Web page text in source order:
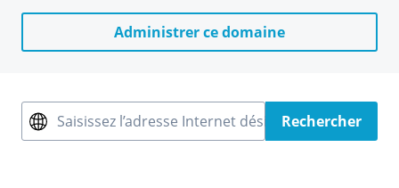
Administrer ce domaine
Saisissez l’adresse Internet désiréeRechercher